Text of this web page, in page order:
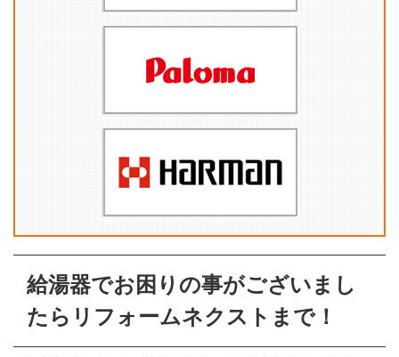
給湯器でお困りの事がございまし
たらリフォームネクストまで！